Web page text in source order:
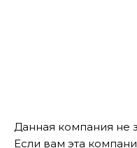
Данная компания не
Если вам эта